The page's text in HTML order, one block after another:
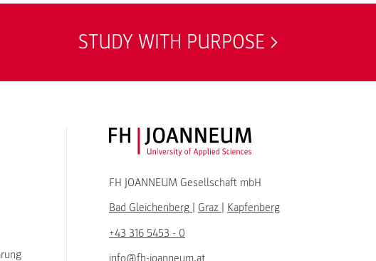
STUDY WITH PURPOSE
FH JOANNEUM Logo
FH JOANNEUM Gesellschaft mbH
Bad Gleichenberg
Graz
Kapfenberg
+43 316 5453 - 0